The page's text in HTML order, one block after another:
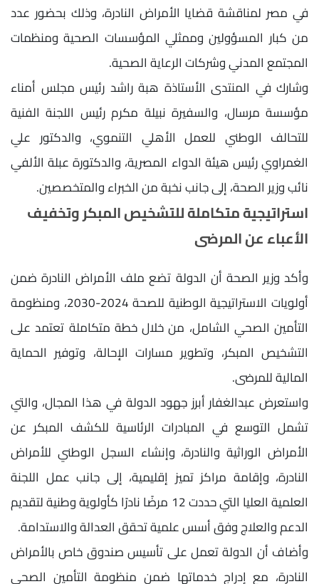
في مصر لمناقشة قضايا الأمراض النادرة، وذلك بحضور عدد
من كبار المسؤولين وممثلي المؤسسات الصحية ومنظمات
المجتمع المدني وشركات الرعاية الصحية.
وشارك في المنتدى الأستاذة هبة راشد رئيس مجلس أمناء
مؤسسة مرسال، والسفيرة نبيلة مكرم رئيس اللجنة الفنية
للتحالف الوطني للعمل الأهلي التنموي، والدكتور علي
الغمراوي رئيس هيئة الدواء المصرية، والدكتورة عبلة الألفي
نائب وزير الصحة، إلى جانب نخبة من الخبراء والمتخصصين.
استراتيجية متكاملة للتشخيص المبكر وتخفيف
الأعباء عن المرضى
وأكد وزير الصحة أن الدولة تضع ملف الأمراض النادرة ضمن
أولويات الاستراتيجية الوطنية للصحة 2024-2030، ومنظومة
التأمين الصحي الشامل، من خلال خطة متكاملة تعتمد على
التشخيص المبكر، وتطوير مسارات الإحالة، وتوفير الحماية
المالية للمرضى.
واستعرض عبدالغفار أبرز جهود الدولة في هذا المجال، والتي
تشمل التوسع في المبادرات الرئاسية للكشف المبكر عن
الأمراض الوراثية والنادرة، وإنشاء السجل الوطني للأمراض
النادرة، وإقامة مراكز تميز إقليمية، إلى جانب عمل اللجنة
العلمية العليا التي حددت 12 مرضًا نادرًا كأولوية وطنية لتقديم
الدعم والعلاج وفق أسس علمية تحقق العدالة والاستدامة.
وأضاف أن الدولة تعمل على تأسيس صندوق خاص بالأمراض
النادرة، مع إدراج خدماتها ضمن منظومة التأمين الصحي